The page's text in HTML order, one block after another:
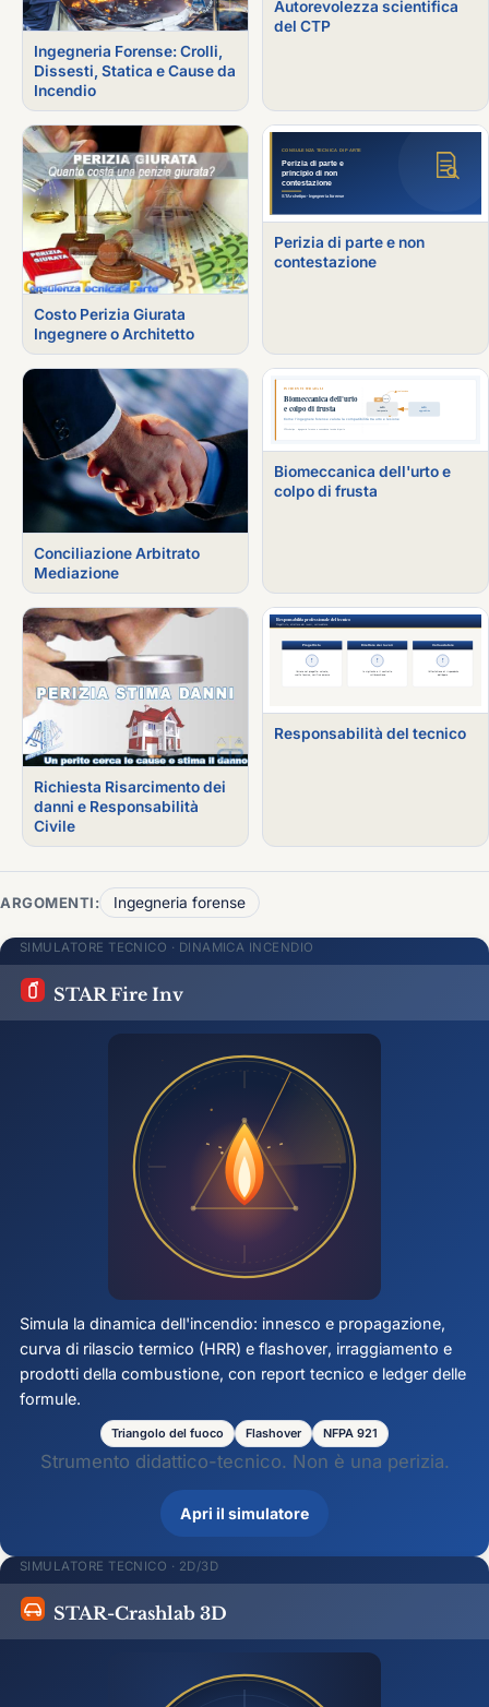
Ingegneria Forense: Crolli,
Dissesti, Statica e Cause da
Incendio
Autorevolezza scientifica
del CTP
Costo Perizia Giurata
Ingegnere o Architetto
Perizia di parte e non
contestazione
Conciliazione Arbitrato
Mediazione
Biomeccanica dell'urto e
colpo di frusta
Richiesta Risarcimento dei
danni e Responsabilità
Civile
Responsabilità del tecnico
ARGOMENTI: Ingegneria forense
SIMULATORE TECNICO · DINAMICA INCENDIO
STAR Fire Inv
Simula la dinamica dell'incendio: innesco e propagazione,
curva di rilascio termico (HRR) e flashover, irraggiamento e
prodotti della combustione, con report tecnico e ledger delle
formule.
Triangolo del fuoco Flashover NFPA 921
Strumento didattico-tecnico. Non è una perizia.
Apri il simulatore
SIMULATORE TECNICO · 2D/3D
STAR-Crashlab 3D